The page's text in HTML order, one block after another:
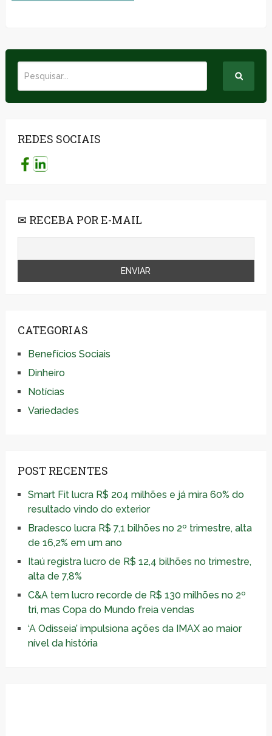
REDES SOCIAIS
✉ RECEBA POR E-MAIL
CATEGORIAS
Benefícios Sociais
Dinheiro
Notícias
Variedades
POST RECENTES
Smart Fit lucra R$ 204 milhões e já mira 60% do
resultado vindo do exterior
Bradesco lucra R$ 7,1 bilhões no 2º trimestre, alta
de 16,2% em um ano
Itaú registra lucro de R$ 12,4 bilhões no trimestre,
alta de 7,8%
C&A tem lucro recorde de R$ 130 milhões no 2º
tri, mas Copa do Mundo freia vendas
‘A Odisseia’ impulsiona ações da IMAX ao maior
nível da história